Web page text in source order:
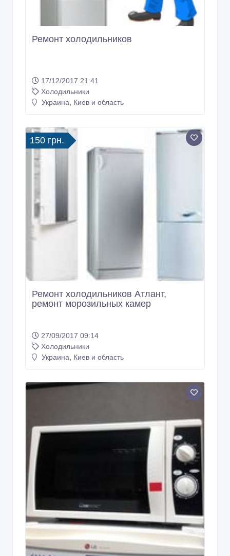
Ремонт холодильников
17/12/2017 21:41
Холодильники
Украина, Киев и область
150 грн.
Ремонт холодильников Атлант,
ремонт морозильных камер
27/09/2017 09:14
Холодильники
Украина, Киев и область